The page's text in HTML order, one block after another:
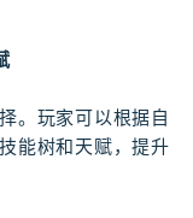
。玩家可以根据自
能树和天赋，提升